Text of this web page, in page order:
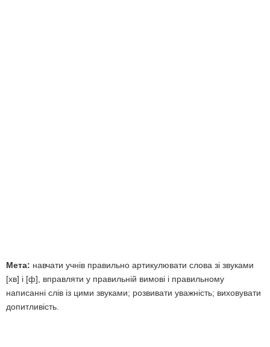
Мета: навчати учнів правильно артикулювати слова зі звуками
[хв] і [ф], вправляти у правильній вимові і правильному
написанні слів із цими звуками; розвивати уважність; виховувати
допитливість.